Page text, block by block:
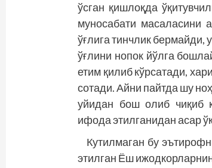
ўсган қишлоқда
муносабати масаласини
ўғлига тинчлик бермайди,
ўғлини нопок йўлга
етим қилиб кўрсатади,
сотади. Айни пайтда шу
уйидан бош олиб чиқиб
ифода этилганидан асар
Кутилмаган бу
этилган Ёш